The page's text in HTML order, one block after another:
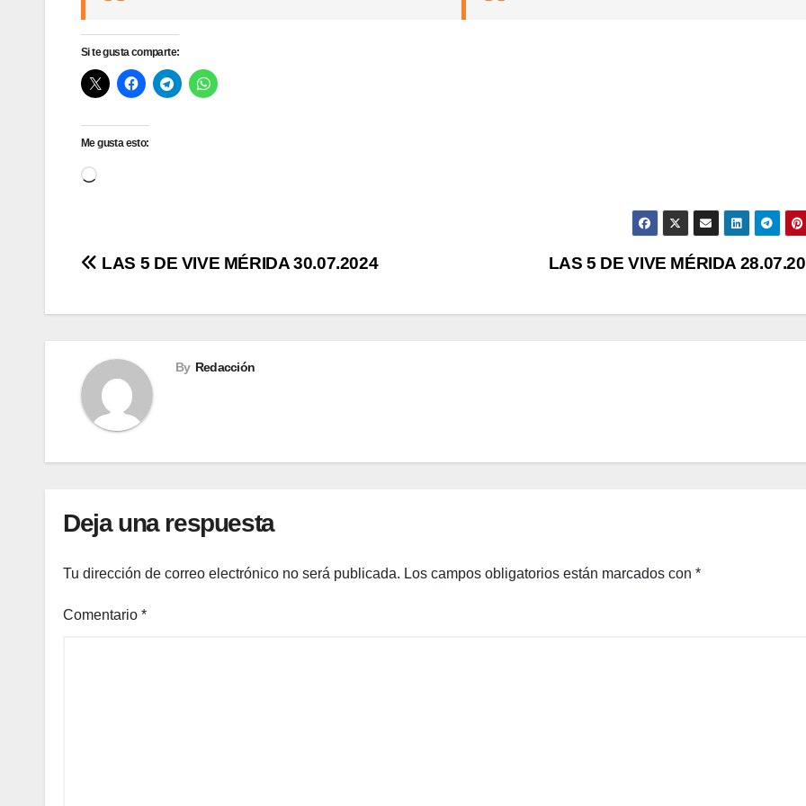
Si te gusta comparte:
Me gusta esto:
Cargando...
Navegación
de
LAS 5 DE VIVE MÉRIDA
LAS 5 DE VIVE MÉRIDA 30.07.2024
By Redacción
Deja una respuesta
Tu dirección de correo electrónico no será publicada. Los campos obligatorios están marcados con *
Comentario *